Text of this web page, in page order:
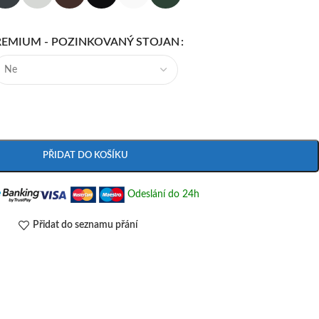
- POZINKOVANÝ STOJAN
PŘIDAT DO KOŠÍKU
Odeslání do 24h
Přidat do seznamu přání